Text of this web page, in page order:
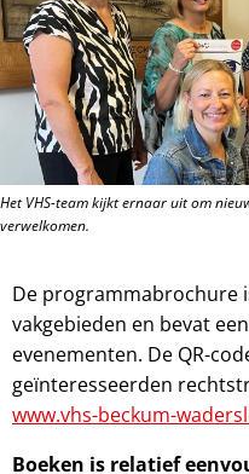
Het VHS-team kijkt ernaar uit om
verwelkomen.
De programmabrochure
vakgebieden en bevat
evenementen. De QR-
geïnteresseerden
www.vhs-beckum-
Boeken is relatief